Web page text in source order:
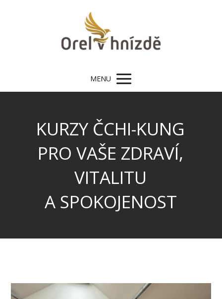
MENU
KURZY ČCHI-KUNG
PRO VAŠE ZDRAVÍ,
VITALITU
A SPOKOJENOST